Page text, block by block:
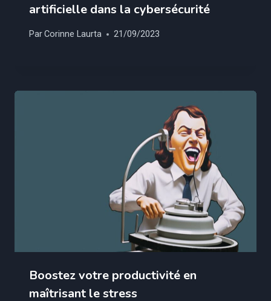
artificielle dans la cybersécurité
ParCorinne Laurta 21/09/2023
Boostez votre productivité en
maîtrisant le stress